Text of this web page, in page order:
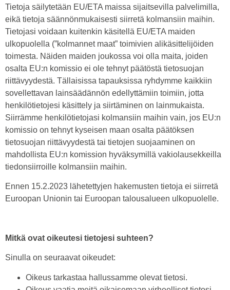
Tietoja säilytetään EU/ETA maissa sijaitsevilla palvelimilla,
eikä tietoja säännönmukaisesti siirretä kolmansiin maihin.
Tietojasi voidaan kuitenkin käsitellä EU/ETA maiden
ulkopuolella (”kolmannet maat” toimivien alikäsittelijöiden
toimesta. Näiden maiden joukossa voi olla maita, joiden
osalta EU:n komissio ei ole tehnyt päätöstä tietosuojan
riittävyydestä. Tällaisissa tapauksissa ryhdymme kaikkiin
sovellettavan lainsäädännön edellyttämiin toimiin, jotta
henkilötietojesi käsittely ja siirtäminen on lainmukaista.
Siirrämme henkilötietojasi kolmansiin maihin vain, jos EU:n
komissio on tehnyt kyseisen maan osalta päätöksen
tietosuojan riittävyydestä tai tietojen suojaaminen on
mahdollista EU:n komission hyväksymillä vakiolausekkeilla
tiedonsiirroille kolmansiin maihin.
Ennen 15.2.2023 lähetettyjen hakemusten tietoja ei siirretä
Euroopan Unionin tai Euroopan talousalueen ulkopuolelle.
Mitkä ovat oikeutesi tietojesi suhteen?
Sinulla on seuraavat oikeudet:
Oikeus tarkastaa hallussamme olevat tietosi.